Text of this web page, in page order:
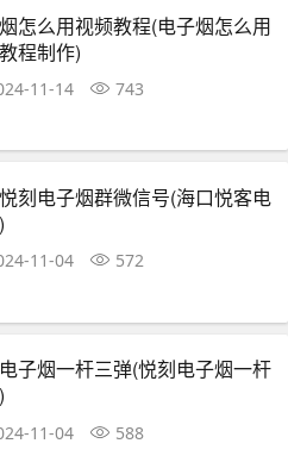
怎么用视频教程(电子烟怎么用
程制作)
11-14 743
刻电子烟群微信号(海口悦客电
11-04 572
子烟一杆三弹(悦刻电子烟一杆
11-04 588